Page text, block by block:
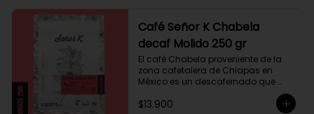
trazas de chocolate. El tueste medio
permite degustar todos los sabores
complejos de este café
Café Señor K Chabela
decaf Molido 250 gr
El café Chabela proveniente de la
zona cafetalera de Chiapas en
México es un descafeinado que
Este café se siembra cerca de la
$13.900